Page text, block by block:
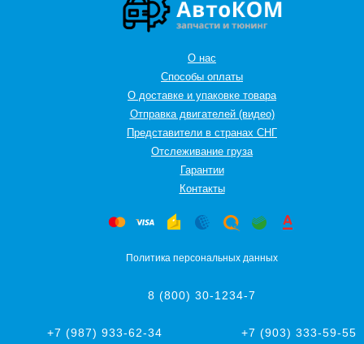
О нас
Способы оплаты
О доставке и упаковке товара
Отправка двигателей (видео)
Представители в странах СНГ
Oтслеживание груза
Гарантии
Контакты
Политика персональных данных
8 (800) 30-1234-7
+7 (987) 933-62-34
+7 (903) 333-59-55